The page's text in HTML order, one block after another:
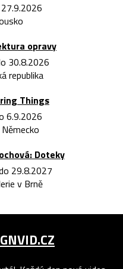
opravy
30.8.2026
republika
Things
6.9.2026
Doteky
29.8.2027
v Brně